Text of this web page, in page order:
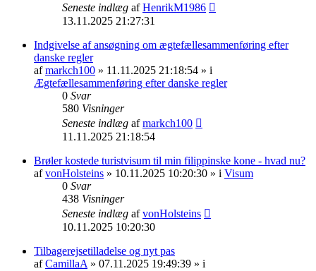
Seneste indlæg afHenrikM1986
13.11.2025 21:27:31
Indgivelse af ansøgning om ægtefællesammenføring efter
danske regler
afmarkch100 » 11.11.2025 21:18:54 » i
Ægtefællesammenføring efter danske regler
0 Svar
580 Visninger
Seneste indlæg afmarkch100
11.11.2025 21:18:54
Brøler kostede turistvisum til min filippinske kone - hvad nu?
afvonHolsteins » 10.11.2025 10:20:30 » i Visum
0 Svar
438 Visninger
Seneste indlæg afvonHolsteins
10.11.2025 10:20:30
Tilbagerejsetilladelse og nyt pas
afCamillaA » 07.11.2025 19:49:39 » i